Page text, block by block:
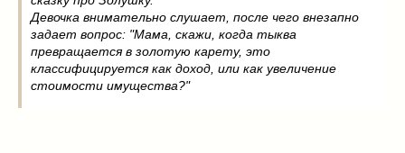
Девочка внимательно слушает, после чего внезапно
задает вопрос: "Мама, скажи, когда тыква
превращается в золотую карету, это
классифицируется как доход, или как увеличение
стоимости имущества?"